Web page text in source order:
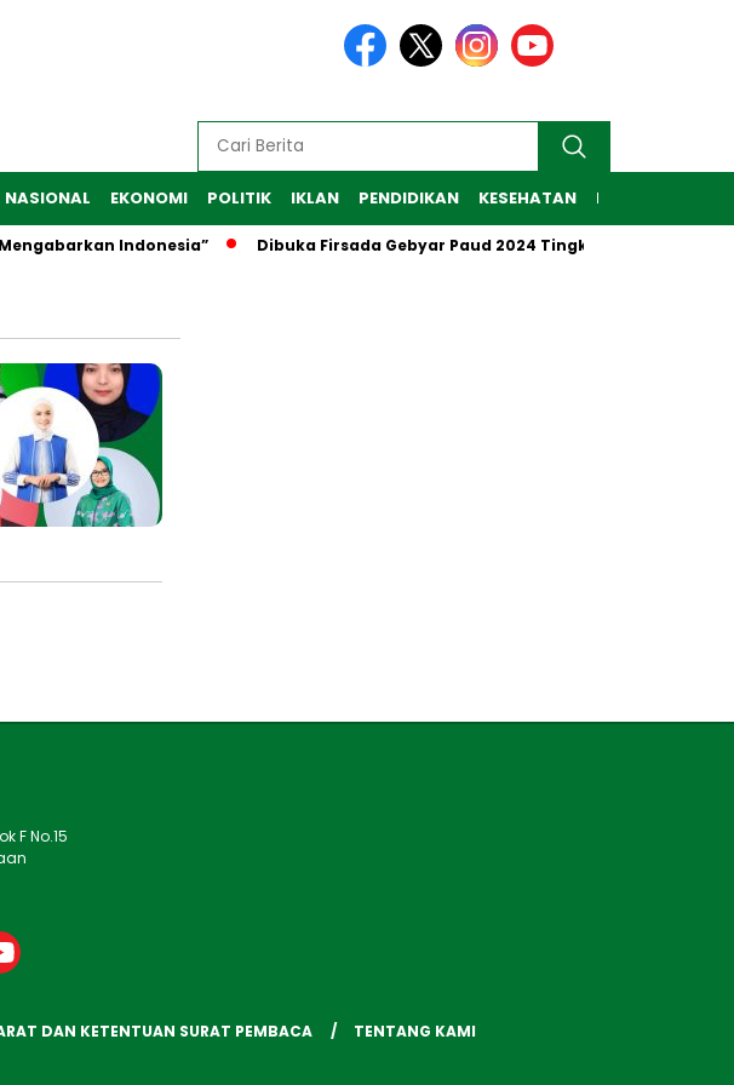
NASIONAL EKONOMI POLITIK IKLAN PENDIDIKAN KESEHATAN RAGAM
Indonesia” Dibuka Firsada Gebyar Paud 2024 Tingkat Kabupaten
F No.15
DAN KETENTUAN SURAT PEMBACA TENTANG KAMI